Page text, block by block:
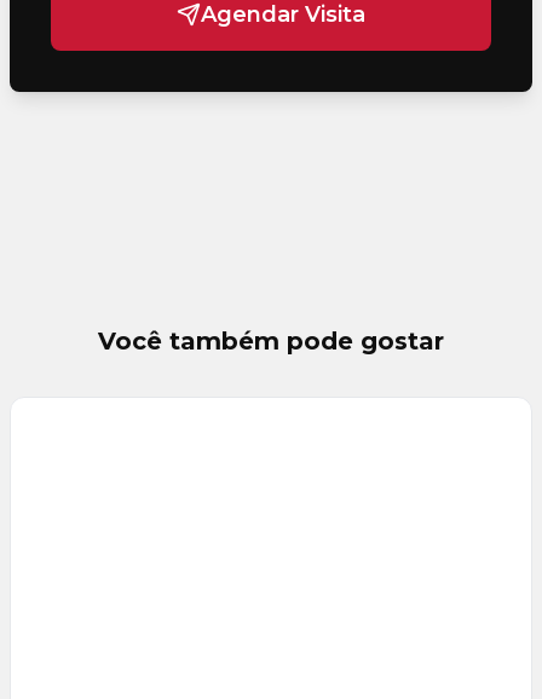
Agendar Visita
Você também pode gostar